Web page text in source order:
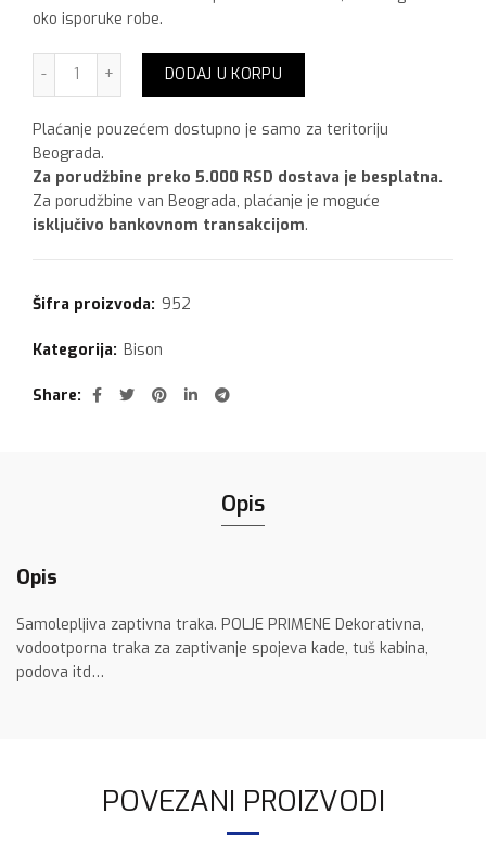
oko isporuke robe.
Bison Sealant strip ,22 mm x 3.33 met količina
DODAJ U KORPU
Plaćanje pouzećem dostupno je samo za teritoriju
Beograda.
Za porudžbine preko 5.000 RSD dostava je besplatna.
Za porudžbine van Beograda, plaćanje je moguće
isključivo bankovnom transakcijom.
Šifra proizvoda: 952
Kategorija: Bison
Share
Opis
Opis
Samolepljiva zaptivna traka. POLJE PRIMENE Dekorativna,
vodootporna traka za zaptivanje spojeva kade, tuš kabina,
podova itd…
POVEZANI PROIZVODI